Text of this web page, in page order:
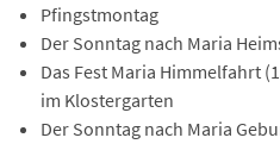
Pfingstmontag
Der Sonntag nach Maria
Das Fest Maria Himmelfahrt
im Klostergarten
Der Sonntag nach Maria